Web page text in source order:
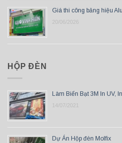
Giá thi công bảng hiệu
20/06/2026
HỘP ĐÈN
Làm Biển Bạt 3M In UV,
14/07/2021
Dự Án Hộp đèn Molfix